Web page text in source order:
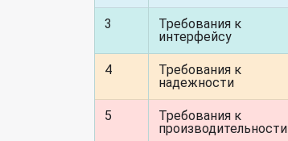
3
Требования к
интерфейсу
4
Требования к
надежности
5
Требования к
производительности